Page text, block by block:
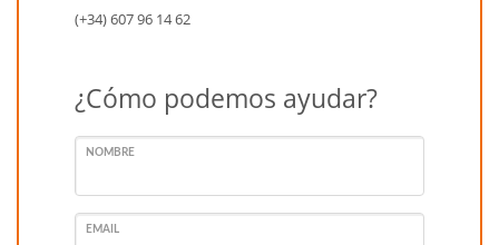
(+34) 607 96 14 62
¿Cómo podemos ayudar?
NOMBRE
EMAIL